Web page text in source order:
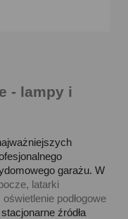
- lampy i
garażu. W
latarki
podłogowe
źródła